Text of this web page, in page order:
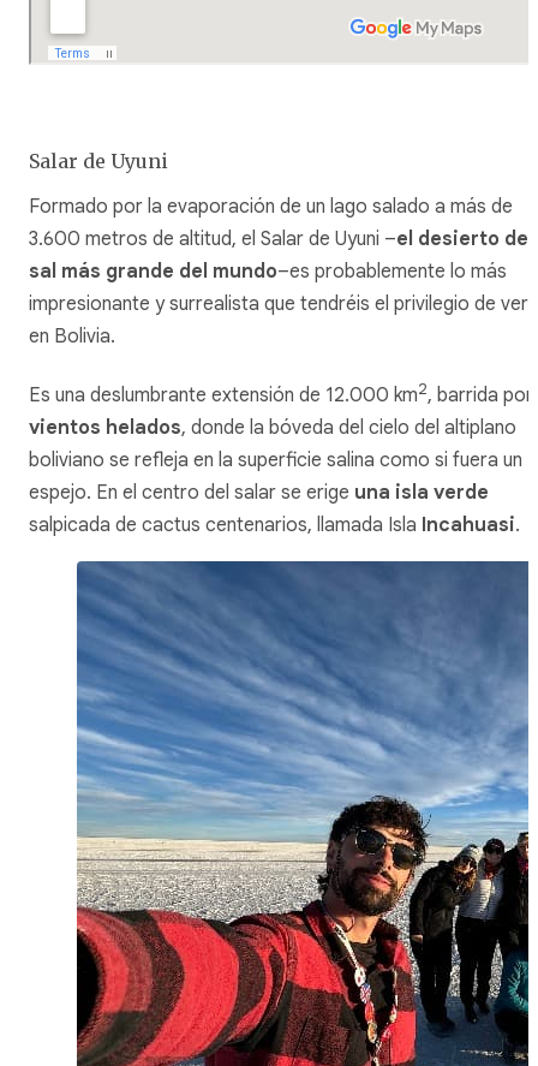
Salar de Uyuni
Formado por la evaporación de un lago salado a más de
3.600 metros de altitud, el Salar de Uyuni –el desierto de
sal más grande del mundo–es probablemente lo más
impresionante y surrealista que tendréis el privilegio de ver
en Bolivia.
Es una deslumbrante extensión de 12.000 km2, barrida por
vientos helados, donde la bóveda del cielo del altiplano
boliviano se refleja en la superficie salina como si fuera un
espejo. En el centro del salar se erige una isla verde
salpicada de cactus centenarios, llamada Isla Incahuasi.